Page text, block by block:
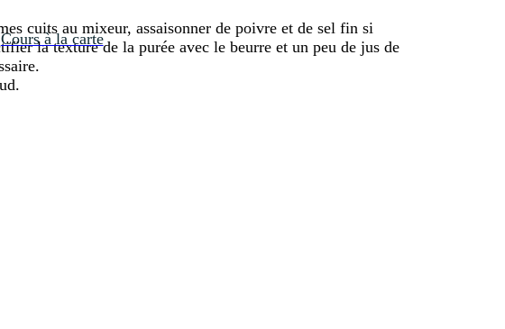
Cours à la carte
cuits au mixeur, assaisonner de poivre et de sel fin si
la texture de la purée avec le beurre et un peu de jus de